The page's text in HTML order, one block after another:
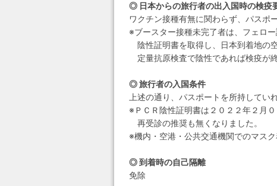
◎ 日本からの旅行者の出入国時の検疫
ワクチン接種有無に関わらず、パスポ
※ブースター接種未完了者は、フェロ
陰性証明書を取得し、日本到着地の
定量抗原検査で陰性であれば検疫が
◎ 旅行者の入国条件
上述の通り、パスポートを所持してい
※ＰＣＲ陰性証明書は２０２２年２月
再受診の推奨も無くなりました。
※機内・空港・公共交通機関でのマス
◎ 到着時の自己隔離
免除